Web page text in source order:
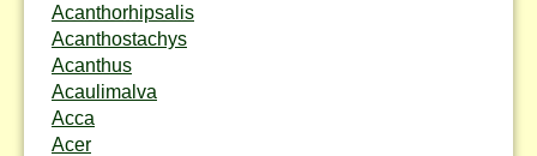
Acanthorhipsalis
Acanthostachys
Acanthus
Acaulimalva
Acca
Acer